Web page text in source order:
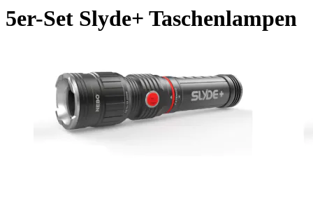
5er-Set Slyde+ Taschenlampen